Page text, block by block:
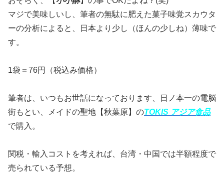
マジで美味しいし、筆者の無駄に肥えた菓子味覚スカウタ
ーの分析によると、日本より少し（ほんの少しね）薄味で
す。
1袋＝76円（税込み価格）
筆者は、いつもお世話になっております、日ノ本一の電脳
街もとい、メイドの聖地【秋葉原】のTOKIS アジア食品
で購入。
関税・輸入コストを考えれば、台湾・中国では半額程度で
売られている予想。